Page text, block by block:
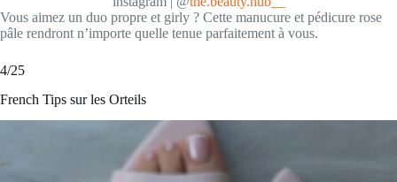
Vous aimez un duo propre et girly ? Cette manucure et pédicure rose
pâle rendront n’importe quelle tenue parfaitement à vous.
4/25
French Tips sur les Orteils